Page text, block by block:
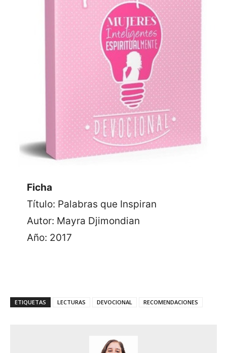
Ficha
Título: Palabras que Inspiran
Autor: Mayra Djimondian
Año: 2017
ETIQUETAS LECTURAS DEVOCIONAL RECOMENDACIONES